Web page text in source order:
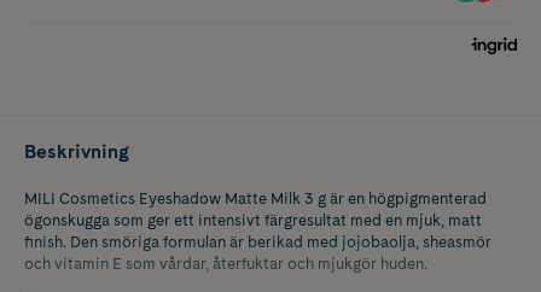
Beskrivning
MILI Cosmetics Eyeshadow Matte Milk 3 g är en högpigmenterad
ögonskugga som ger ett intensivt färgresultat med en mjuk, matt
finish. Den smöriga formulan är berikad med jojobaolja, sheasmör
och vitamin E som vårdar, återfuktar och mjukgör huden.